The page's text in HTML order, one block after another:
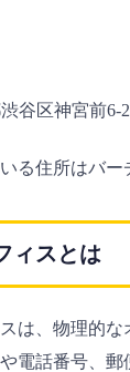
谷区神宮前6-
る住所はバー
ィスとは
は、物理的
電話番号、